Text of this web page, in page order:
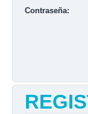
Contraseña: